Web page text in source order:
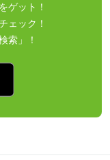
ゲット！
ェック！
索」！